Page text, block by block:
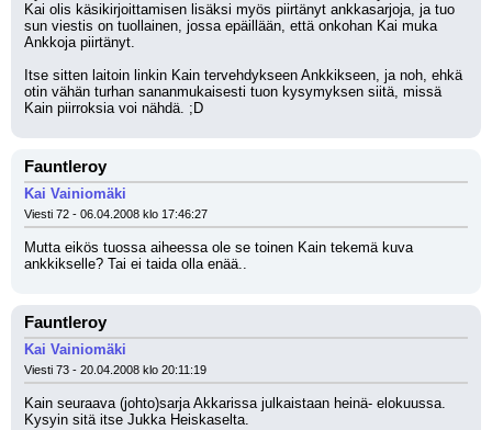
Kai olis käsikirjoittamisen lisäksi myös piirtänyt ankkasarjoja, ja tuo
sun viestis on tuollainen, jossa epäillään, että onkohan Kai muka
Ankkoja piirtänyt.
Itse sitten laitoin linkin Kain tervehdykseen Ankkikseen, ja noh, ehkä
otin vähän turhan sananmukaisesti tuon kysymyksen siitä, missä
Kain piirroksia voi nähdä. ;D
Fauntleroy
Kai Vainiomäki
Viesti 72 - 06.04.2008 klo 17:46:27
Mutta eikös tuossa aiheessa ole se toinen Kain tekemä kuva
ankkikselle? Tai ei taida olla enää..
Fauntleroy
Kai Vainiomäki
Viesti 73 - 20.04.2008 klo 20:11:19
Kain seuraava (johto)sarja Akkarissa julkaistaan heinä- elokuussa.
Kysyin sitä itse Jukka Heiskaselta.